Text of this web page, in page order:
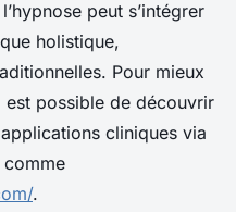
peut s’intégrer
holistique,
Pour mieux
possible de découvrir
cliniques via
comme
.